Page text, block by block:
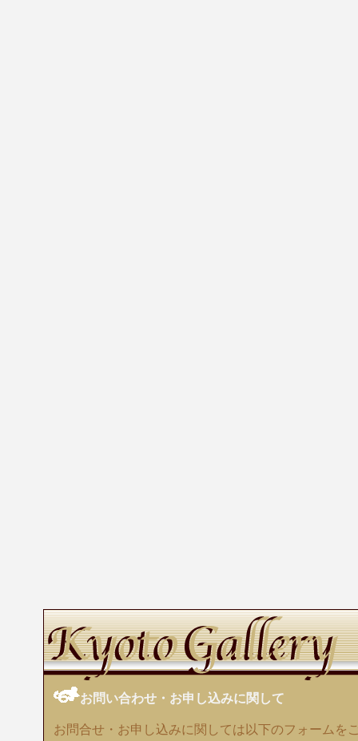
お問い合わせ・お申し込みに関して
お問合せ・お申し込みに関しては以下のフォームを